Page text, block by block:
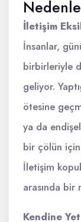
İletişim
İnsanlar,
birbirleriyle
geliyor.
ötesine
ya da
bir çölün
İletişim
arasında bir
Kendine